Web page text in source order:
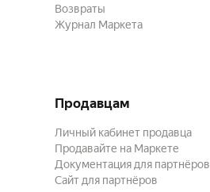
Возвраты
Журнал Маркета
Продавцам
Личный кабинет продавца
Продавайте на Маркете
Документация для партнёров
Сайт для партнёров